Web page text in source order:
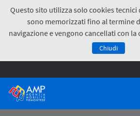
Questo sito utilizza solo cookies tecnici
sono memorizzati fino al termine
navigazione e vengono cancellati con
Chiudi